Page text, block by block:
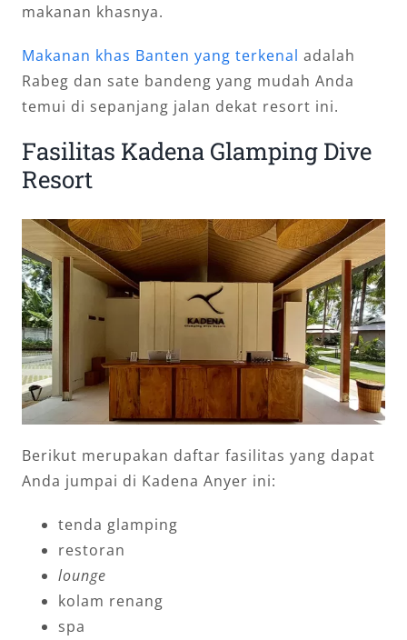
makanan khasnya.
Makanan khas Banten yang terkenal adalah
Rabeg dan sate bandeng yang mudah Anda
temui di sepanjang jalan dekat resort ini.
Fasilitas Kadena Glamping Dive
Resort
Berikut merupakan daftar fasilitas yang dapat
Anda jumpai di Kadena Anyer ini:
tenda glamping
restoran
lounge
kolam renang
spa